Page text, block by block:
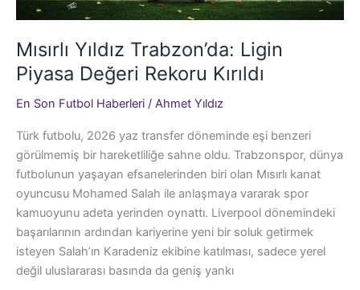
Mısırlı Yıldız Trabzon’da: Ligin
Piyasa Değeri Rekoru Kırıldı
En Son Futbol Haberleri / Ahmet Yıldız
Türk futbolu, 2026 yaz transfer döneminde eşi benzeri
görülmemiş bir hareketliliğe sahne oldu. Trabzonspor, dünya
futbolunun yaşayan efsanelerinden biri olan Mısırlı kanat
oyuncusu Mohamed Salah ile anlaşmaya vararak spor
kamuoyunu adeta yerinden oynattı. Liverpool dönemindeki
başarılarının ardından kariyerine yeni bir soluk getirmek
isteyen Salah’ın Karadeniz ekibine katılması, sadece yerel
değil uluslararası basında da geniş yankı